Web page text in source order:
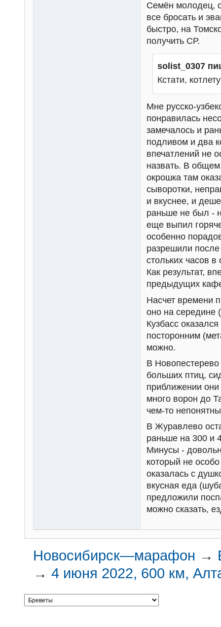
Семён молодец,
все бросать и
быстро, на
получить СР.
solist_0307
Кстати,
Мне русско-
понравилась
замечалось и
подливом и два
впечатлений не
назвать. В
окрошка там
сыворотки,
и вкуснее, и
раньше не был -
еще выпил
особенно
разрешили после
стольких часов
Как результат,
предыдущих
Насчет времени
оно на середине
Кузбасс
посторонним
можно.
В Новопестерево
больших птиц,
приближении
много ворон до
чем-то
В Журавлево
раньше на 300 и
Минусы -
который не
оказалась с
вкусная еда
предложили
можно сказать,
Новосибирск—марафон →
→4 июня 2022, 600 км,